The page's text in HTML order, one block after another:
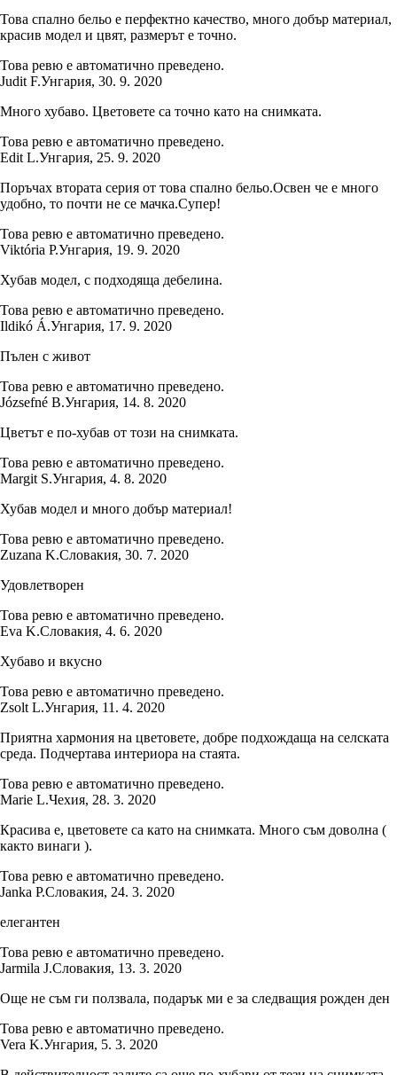
Това спално бельо е перфектно качество, много добър материал,
красив модел и цвят, размерът е точно.
Това ревю е автоматично преведено.
Judit F.Унгария, 30. 9. 2020
Много хубаво. Цветовете са точно като на снимката.
Това ревю е автоматично преведено.
Edit L.Унгария, 25. 9. 2020
Поръчах втората серия от това спално бельо.Освен че е много
удобно, то почти не се мачка.Супер!
Това ревю е автоматично преведено.
Viktória P.Унгария, 19. 9. 2020
Хубав модел, с подходяща дебелина.
Това ревю е автоматично преведено.
Ildikó Á.Унгария, 17. 9. 2020
Пълен с живот
Това ревю е автоматично преведено.
Józsefné B.Унгария, 14. 8. 2020
Цветът е по-хубав от този на снимката.
Това ревю е автоматично преведено.
Margit S.Унгария, 4. 8. 2020
Хубав модел и много добър материал!
Това ревю е автоматично преведено.
Zuzana K.Словакия, 30. 7. 2020
Удовлетворен
Това ревю е автоматично преведено.
Eva K.Словакия, 4. 6. 2020
Хубаво и вкусно
Това ревю е автоматично преведено.
Zsolt L.Унгария, 11. 4. 2020
Приятна хармония на цветовете, добре подхождаща на селската
среда. Подчертава интериора на стаята.
Това ревю е автоматично преведено.
Marie L.Чехия, 28. 3. 2020
Красива е, цветовете са като на снимката. Много съм доволна (
както винаги ).
Това ревю е автоматично преведено.
Janka P.Словакия, 24. 3. 2020
елегантен
Това ревю е автоматично преведено.
Jarmila J.Словакия, 13. 3. 2020
Още не съм ги ползвала, подарък ми е за следващия рожден ден
Това ревю е автоматично преведено.
Vera K.Унгария, 5. 3. 2020